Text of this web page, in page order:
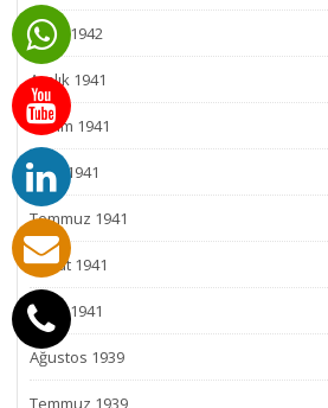
Ocak 1942
Aralık 1941
Kasım 1941
Eylül 1941
Temmuz 1941
Şubat 1941
Ocak 1941
Ağustos 1939
Temmuz 1939